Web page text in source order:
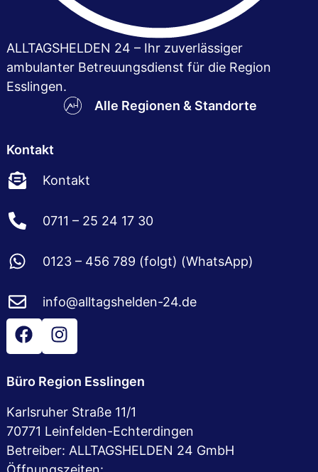
ALLTAGSHELDEN 24 – Ihr zuver­lässiger
ambulanter Betreuungsdienst für die Region
Esslingen.
Alle Regionen & Standorte
Kontakt
Kontakt
0711 – 25 24 17 30
0123 – 456 789 (folgt) (WhatsApp)
info@alltagshelden-24.de
Büro Region Esslingen
Karlsruher Straße 11/1
70771 Leinfelden-Echterdingen
Betreiber: ALLTAGSHELDEN 24 GmbH